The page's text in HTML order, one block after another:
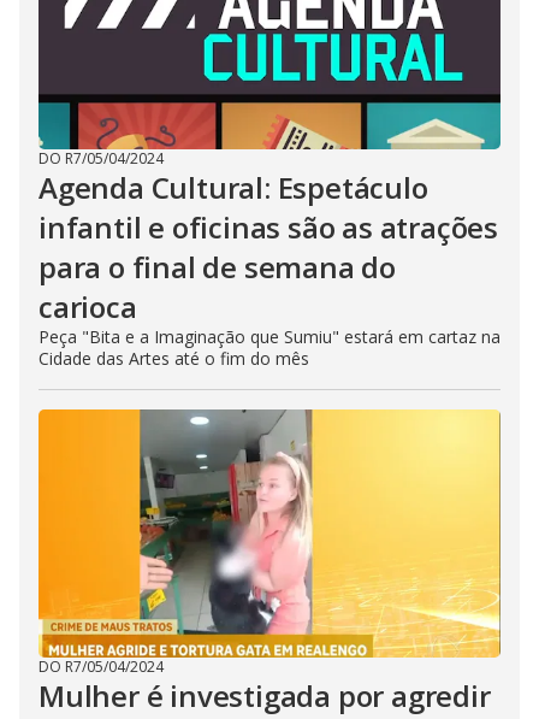
DO R7/05/04/2024
Agenda Cultural: Espetáculo
infantil e oficinas são as atrações
para o final de semana do
carioca
Peça "Bita e a Imaginação que Sumiu" estará em cartaz na
Cidade das Artes até o fim do mês
DO R7/05/04/2024
Mulher é investigada por agredir